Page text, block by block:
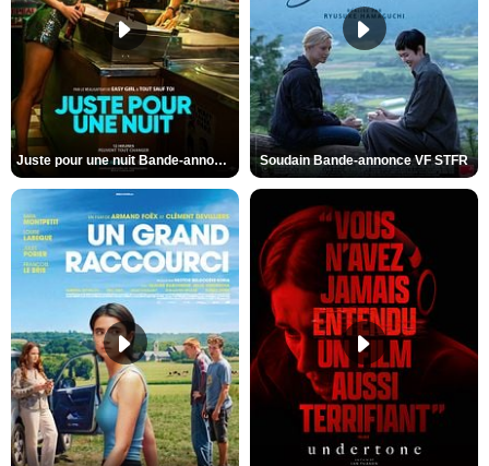
Juste pour une nuit Bande-annonce VO STFR Soudain Bande-annonce VF STFR